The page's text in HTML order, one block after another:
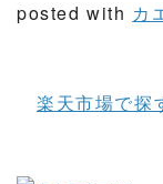
posted with カ
楽天市場で探